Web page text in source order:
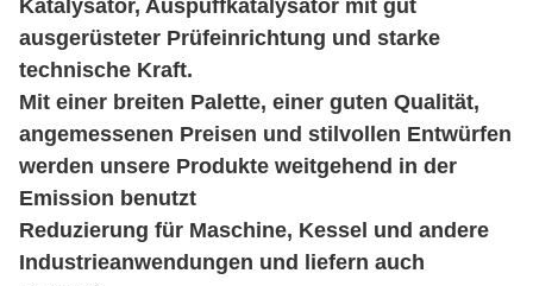
Katalysator, Auspuffkatalysator mit gut
ausgerüsteter Prüfeinrichtung und starke
technische Kraft.
Mit einer breiten Palette, einer guten Qualität,
angemessenen Preisen und stilvollen Entwürfen
werden unsere Produkte weitgehend in der
Emission benutzt
Reduzierung für Maschine, Kessel und andere
Industrieanwendungen und liefern auch